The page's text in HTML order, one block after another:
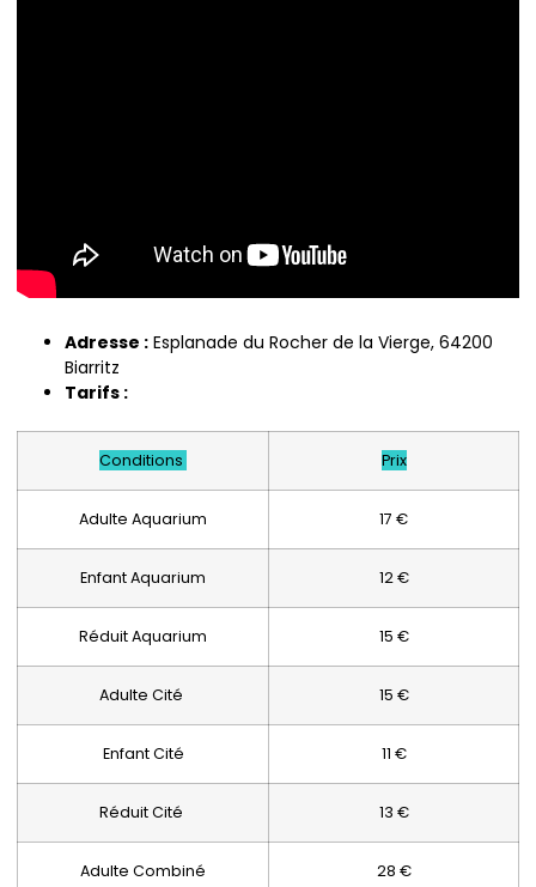
Adresse : Esplanade du Rocher de la Vierge, 64200
Biarritz
Tarifs :
Conditions Prix
Adulte Aquarium 17 €
Enfant Aquarium 12 €
Réduit Aquarium 15 €
Adulte Cité 15 €
Enfant Cité 11 €
Réduit Cité 13 €
Adulte Combiné 28 €